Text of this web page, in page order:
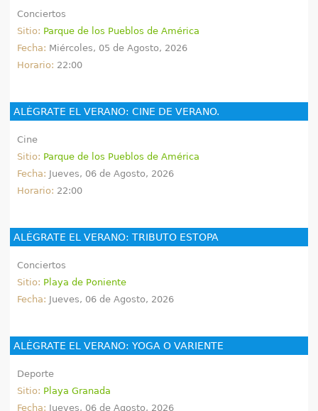
Conciertos
Sitio: Parque de los Pueblos de América
Fecha: Miércoles, 05 de Agosto, 2026
Horario: 22:00
ALÉGRATE EL VERANO: CINE DE VERANO.
Cine
Sitio: Parque de los Pueblos de América
Fecha: Jueves, 06 de Agosto, 2026
Horario: 22:00
ALÉGRATE EL VERANO: TRIBUTO ESTOPA
Conciertos
Sitio: Playa de Poniente
Fecha: Jueves, 06 de Agosto, 2026
ALÉGRATE EL VERANO: YOGA O VARIENTE
Deporte
Sitio: Playa Granada
Fecha: Jueves, 06 de Agosto, 2026